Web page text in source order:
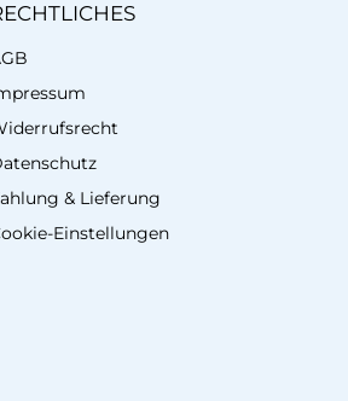
& Lieferung
Einstellungen